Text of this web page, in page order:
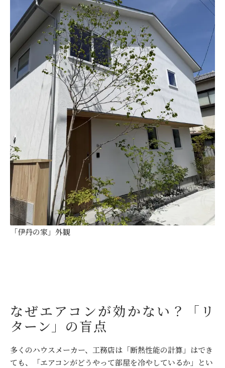
「伊丹の家」外観
なぜエアコンが効かない？「リ
ターン」の盲点
多くのハウスメーカー、工務店は「断熱性能の計算」はでき
ても、「エアコンがどうやって部屋を冷やしているか」とい